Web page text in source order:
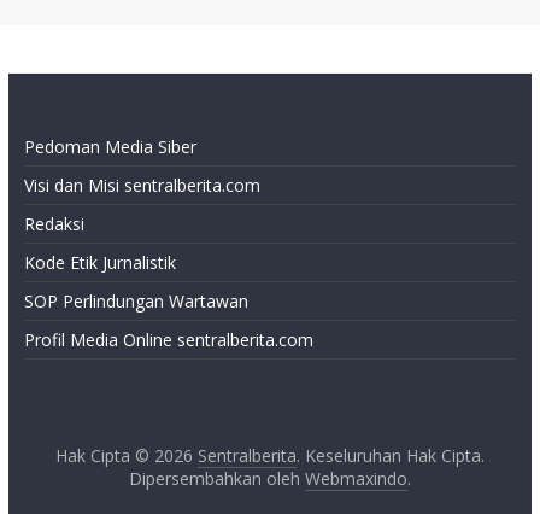
Pedoman Media Siber
Visi dan Misi sentralberita.com
Redaksi
Kode Etik Jurnalistik
SOP Perlindungan Wartawan
Profil Media Online sentralberita.com
Hak Cipta © 2026 Sentralberita. Keseluruhan Hak Cipta.
Dipersembahkan oleh Webmaxindo.